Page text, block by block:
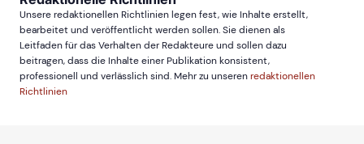
Unsere redaktionellen Richtlinien legen fest, wie Inhalte erstellt,
bearbeitet und veröffentlicht werden sollen. Sie dienen als
Leitfaden für das Verhalten der Redakteure und sollen dazu
beitragen, dass die Inhalte einer Publikation konsistent,
professionell und verlässlich sind. Mehr zu unserenredaktionellen
Richtlinien